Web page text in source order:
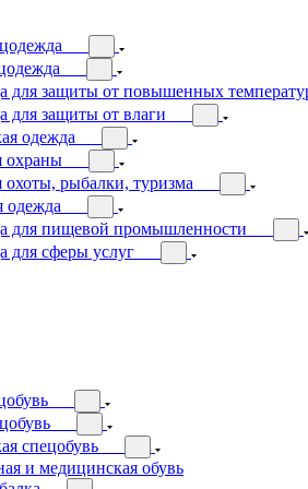
для защиты от повышенных
для защиты от влаги
одежда
охраны
рыбалки, туризма
одежда
для пищевой промышленности
для сферы услуг
спецобувь
и медицинская обувь